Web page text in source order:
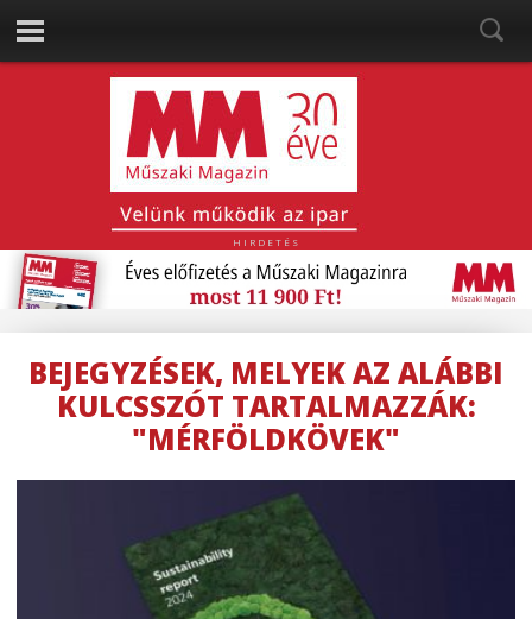
HIRDETÉS
BEJEGYZÉSEK, MELYEK AZ ALÁBBI
KULCSSZÓT TARTALMAZZÁK:
"MÉRFÖLDKÖVEK"